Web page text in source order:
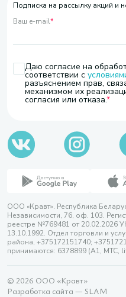
Подписка на рассылку акций и
Ваш e-mail*
Даю согласие на
соответствии с
разъяснением прав,
механизмом их
согласия или отказа.
ООО «Кравт». Республика
Независимости, 76, оф. 103.
реестре №769481 от 20.02.2026
13.10.1992. Отдел торговли и
района, +375172151740;
принимаются: 6378899 (А1, МТС,
© 2026 ООО «Кравт»
Разработка сайта — SLAM